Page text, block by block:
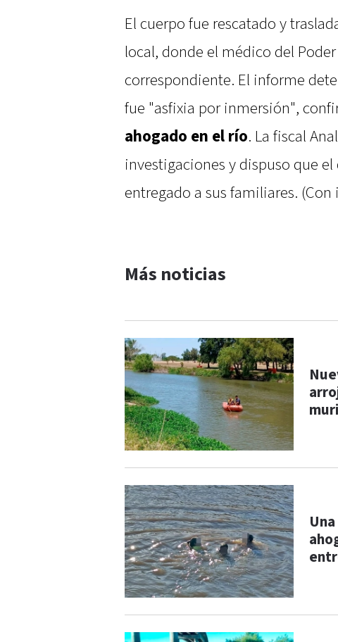
El cuerpo fue rescatado y
local, donde el médico del
correspondiente. El informe
fue "asfixia por inmersión",
ahogado en el río. La fiscal
investigaciones y dispuso que
entregado a sus familiares.
Más noticias